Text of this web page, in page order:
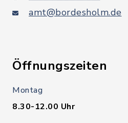
amt@bordesholm.de
Öffnungszeiten
Montag
8.30-12.00 Uhr